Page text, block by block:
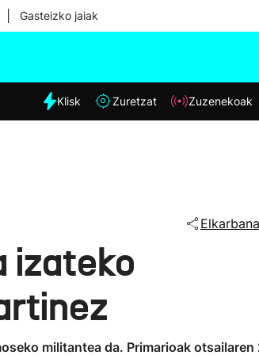
Gasteizko jaiak
Eguraldia
Klisk Zuretzat Zuzenekoak
izateko
militantea da. Primarioak otsailaren